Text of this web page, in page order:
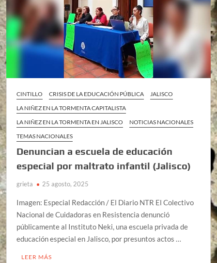
CINTILLO CRISIS DE LA EDUCACIÓN PÚBLICA
JALISCO
LA NIÑEZ EN LA TORMENTA CAPITALISTA
LA NIÑEZ EN LA TORMENTA EN JALISCO
NOTICIAS NACIONALES
TEMAS NACIONALES
Denuncian a escuela de educación
especial por maltrato infantil (Jalisco)
grieta 25 agosto, 2025
Imagen: Especial Redacción / El Diario NTR El Colectivo
Nacional de Cuidadoras en Resistencia denunció
públicamente al Instituto Neki, una escuela privada de
educación especial en Jalisco, por presuntos actos …
LEER MÁS